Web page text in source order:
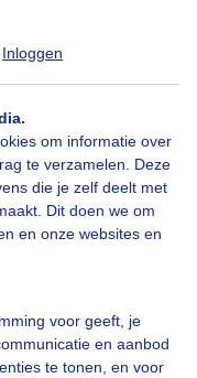
Inloggen
om informatie over
te verzamelen. Deze
die je zelf deelt met
Dit doen we om
en onze websites en
voor geeft, je
en aanbod
te tonen, en voor